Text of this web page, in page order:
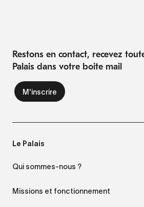
Restons en contact, recevez
Palais dans votre boite mail
Le Palais
Qui sommes-nous ?
Missions et fonctionnement